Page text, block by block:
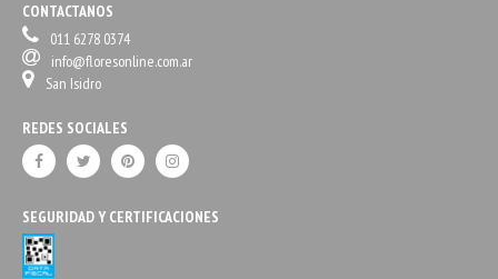
CONTACTANOS
011 6278 0374
info@floresonline.com.ar
San Isidro
REDES SOCIALES
SEGURIDAD Y CERTIFICACIONES